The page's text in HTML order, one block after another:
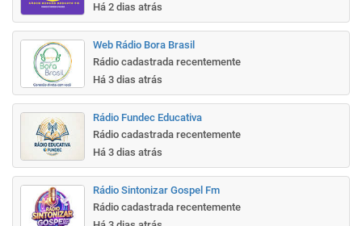
Há 2 dias atrás
Web Rádio Bora Brasil
Rádio cadastrada recentemente
Há 3 dias atrás
Rádio Fundec Educativa
Rádio cadastrada recentemente
Há 3 dias atrás
Rádio Sintonizar Gospel Fm
Rádio cadastrada recentemente